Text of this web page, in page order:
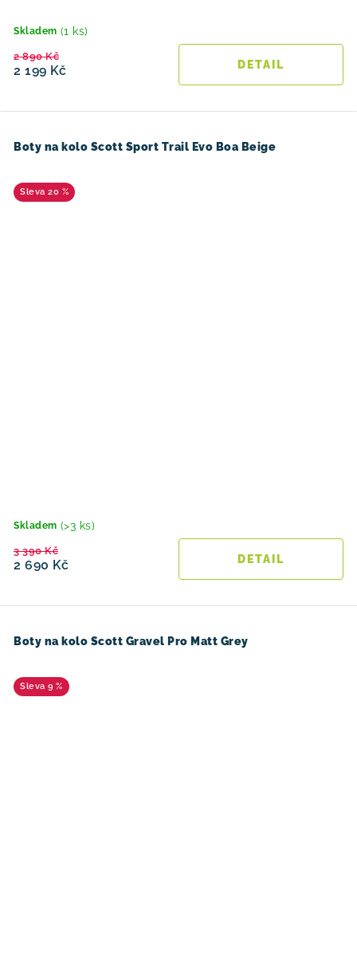
Skladem (1 ks)
2 199 Kč
2 890 Kč
Boty na kolo Scott Sport Trail Evo Boa Beige
20 %
Skladem (>3 ks)
2 690 Kč
3 390 Kč
Boty na kolo Scott Gravel Pro Matt Grey
9 %